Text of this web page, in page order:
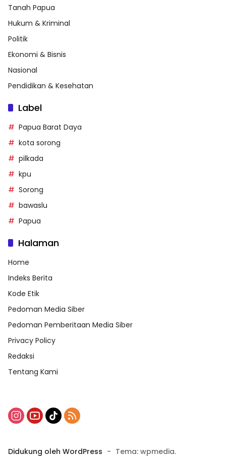
Tanah Papua
Hukum & Kriminal
Politik
Ekonomi & Bisnis
Nasional
Pendidikan & Kesehatan
Label
Papua Barat Daya
kota sorong
pilkada
kpu
Sorong
bawaslu
Papua
Halaman
Home
Indeks Berita
Kode Etik
Pedoman Media Siber
Pedoman Pemberitaan Media Siber
Privacy Policy
Redaksi
Tentang Kami
Didukung oleh WordPress - Tema: wpmedia.